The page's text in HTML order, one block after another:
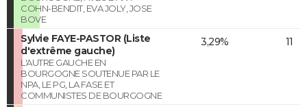
COHN-BENDIT, EVA JOLY, JOSE
BOVE
Sylvie FAYE-PASTOR (Liste
d'extrême gauche)
L'AUTRE GAUCHE EN
BOURGOGNE SOUTENUE PAR LE
NPA, LE PG, LA FASE ET
COMMUNISTES DE BOURGOGNE
3,29% 11